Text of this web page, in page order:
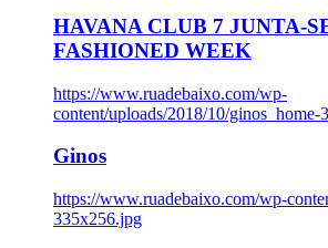
HAVANA CLUB 7 JUNTA-
FASHIONED WEEK
https://www.ruadebaixo.com/wp-
content/uploads/2018/10/ginos_home-
Ginos
https://www.ruadebaixo.com/wp-
335x256.jpg